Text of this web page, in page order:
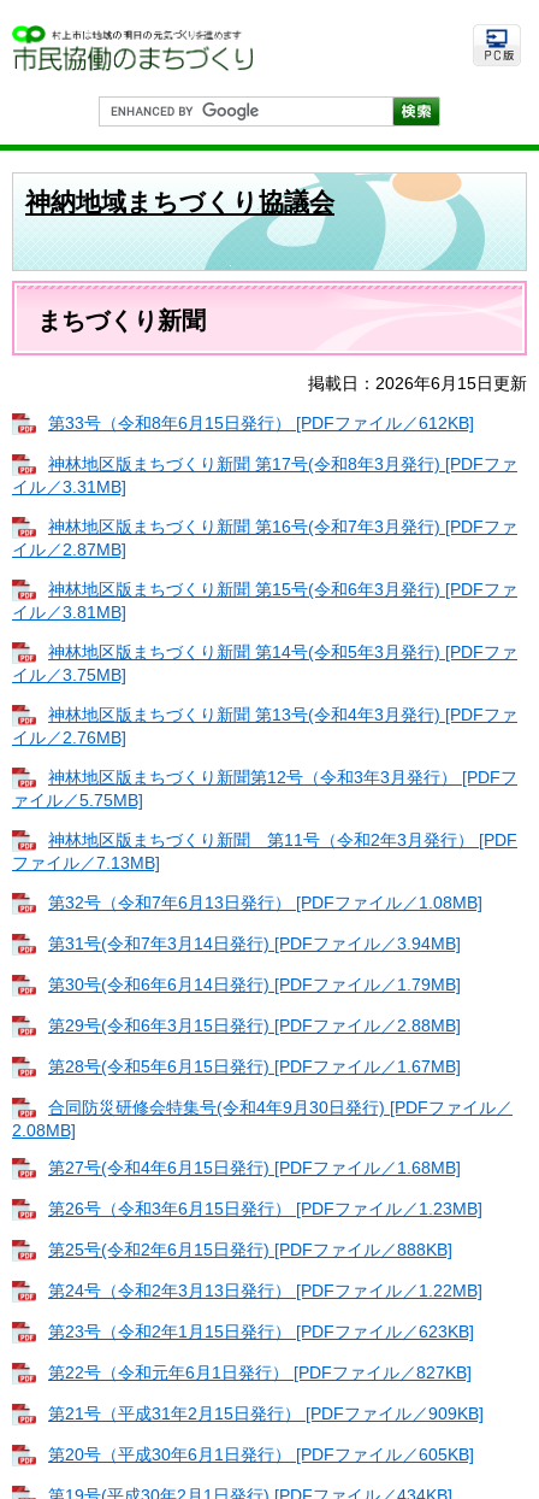
ー
ジ
の
ニ
ュ
ー
G
o
o
e
カ
タ
ム
検
索
神納地域まちづくり協議会
本
まちづくり新聞
掲載日：2026年6月15日更新
第33号（令和8年6月15日発行） [PDFファイル／612KB]
神林地区版まちづくり新聞 第17号(令和8年3月発行) [PDFファ
イル／3.31MB]
神林地区版まちづくり新聞 第16号(令和7年3月発行) [PDFファ
イル／2.87MB]
神林地区版まちづくり新聞 第15号(令和6年3月発行) [PDFファ
イル／3.81MB]
神林地区版まちづくり新聞 第14号(令和5年3月発行) [PDFファ
イル／3.75MB]
神林地区版まちづくり新聞 第13号(令和4年3月発行) [PDFファ
イル／2.76MB]
神林地区版まちづくり新聞第12号（令和3年3月発行） [PDFフ
ァイル／5.75MB]
神林地区版まちづくり新聞 第11号（令和2年3月発行） [PDF
ファイル／7.13MB]
第32号（令和7年6月13日発行） [PDFファイル／1.08MB]
第31号(令和7年3月14日発行) [PDFファイル／3.94MB]
第30号(令和6年6月14日発行) [PDFファイル／1.79MB]
第29号(令和6年3月15日発行) [PDFファイル／2.88MB]
第28号(令和5年6月15日発行) [PDFファイル／1.67MB]
合同防災研修会特集号(令和4年9月30日発行) [PDFファイル／
2.08MB]
第27号(令和4年6月15日発行) [PDFファイル／1.68MB]
第26号（令和3年6月15日発行） [PDFファイル／1.23MB]
第25号(令和2年6月15日発行) [PDFファイル／888KB]
第24号（令和2年3月13日発行） [PDFファイル／1.22MB]
第23号（令和2年1月15日発行） [PDFファイル／623KB]
第22号（令和元年6月1日発行） [PDFファイル／827KB]
第21号（平成31年2月15日発行） [PDFファイル／909KB]
第20号（平成30年6月1日発行） [PDFファイル／605KB]